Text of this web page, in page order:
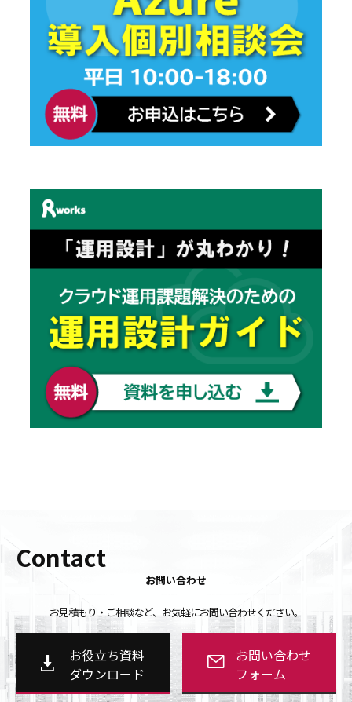
Contact
お問い合わせ
お見積もり・ご相談など、お気軽にお問い合わせください。
お役立ち資料
ダウンロード
お問い合わせ
フォーム